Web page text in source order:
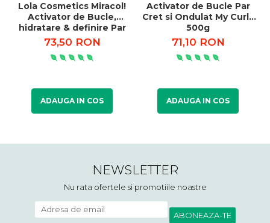
Lola Cosmetics Miracol!
Activator de Bucle,
hidratare & definire Par
Cret si Ondulat 450g
73,50 RON
ADAUGA IN COS
Activator de Bucle Par
Cret si Ondulat My Curls
500g
71,10 RON
ADAUGA IN COS
NEWSLETTER
Nu rata ofertele si promotiile noastre